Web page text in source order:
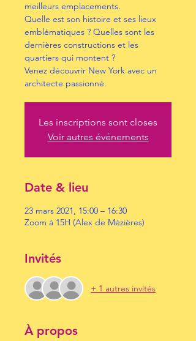
meilleurs emplacements.
Quelle est son histoire et ses lieux
emblématiques ? Quelles sont les
dernières constructions et les
quartiers qui montent ?
Venez découvrir New York avec un
architecte passionné.
Les inscriptions sont closes
Voir autres événements
Date & lieu
23 mars 2021, 15:00 – 16:30
Zoom à 15H (Alex de Mézières)
Invités
+ 1 autres invités
À propos